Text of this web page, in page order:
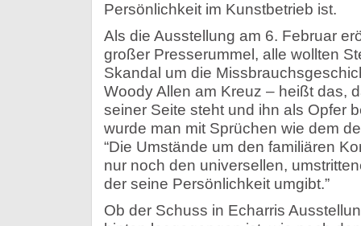
Persönlichkeit im Kunstbetrieb ist.
Als die Ausstellung am 6. Februar
großer Presserummel, alle wollten
Skandal um die
Woody Allen am Kreuz – heißt das,
seiner Seite steht und ihn als Opfer
wurde man mit Sprüchen wie dem
“Die Umstände um den familiären
nur noch den universellen,
der seine Persönlichkeit umgibt.”
Ob der Schuss in Echarris